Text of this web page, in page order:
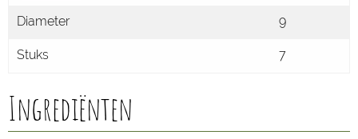
Diameter 9
Stuks 7
Ingrediënten